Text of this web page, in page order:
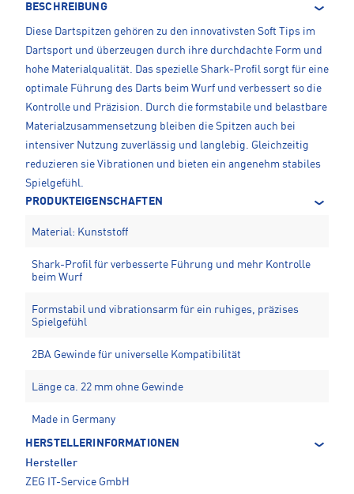
BESCHREIBUNG
Diese Dartspitzen gehören zu den innovativsten Soft Tips im
Dartsport und überzeugen durch ihre durchdachte Form und
hohe Materialqualität. Das spezielle Shark-Profil sorgt für eine
optimale Führung des Darts beim Wurf und verbessert so die
Kontrolle und Präzision. Durch die formstabile und belastbare
Materialzusammensetzung bleiben die Spitzen auch bei
intensiver Nutzung zuverlässig und langlebig. Gleichzeitig
reduzieren sie Vibrationen und bieten ein angenehm stabiles
Spielgefühl.
PRODUKTEIGENSCHAFTEN
Material: Kunststoff
Shark-Profil für verbesserte Führung und mehr Kontrolle
beim Wurf
Formstabil und vibrationsarm für ein ruhiges, präzises
Spielgefühl
2BA Gewinde für universelle Kompatibilität
Länge ca. 22 mm ohne Gewinde
Made in Germany
HERSTELLERINFORMATIONEN
Hersteller
ZEG IT-Service GmbH